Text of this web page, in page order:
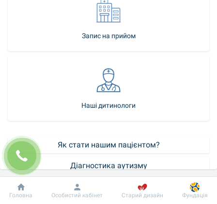
Запис на прийом
Наші дитинологи
Як стати нашим пацієнтом?
Діагностика аутизму
Добробут
Інформація Пацієнту
Головна Особистий кабінет Старий дизайн Фундація